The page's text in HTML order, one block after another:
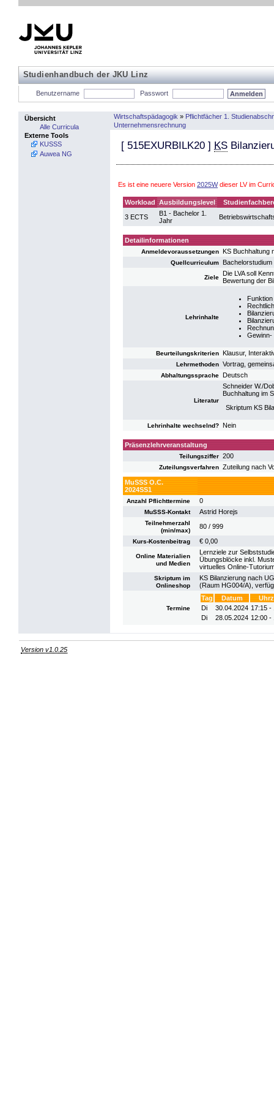
Studienhandbuch der JKU Linz
Benutzername Passwort
Übersicht
Alle Curricula
Externe Tools
KUSSS
Auwea NG
Wirtschaftspädagogik » Pflichtfächer 1.
Unternehmensrechnung
[ 515EXURBILK20 ] KS
Es ist eine neuere Version 2025Wdieser LV im
Workload Ausbildungslevel
3 ECTS
B1 - Bachelor 1.
Jahr
Detailinformationen
Anmeldevoraussetzungen KS Buchhaltung
Quellcurriculum
Ziele
Die LVA soll
Bewertung der
Lehrinhalte
Gewinn-
Beurteilungskriterien Klausur,
Lehrmethoden Vortrag,
Abhaltungssprache Deutsch
Literatur
Schneider W./
Buchhaltung im
Skriptum KS
Lehrinhalte wechselnd? Nein
Präsenzlehrveranstaltung
Teilungsziffer 200
Zuteilungsverfahren Zuteilung nach
MuSSS O.C.
2024SS1
Anzahl Pflichttermine 0
MuSSS-Kontakt Astrid Horejs
Teilnehmerzahl
(min/max)
80 / 999
Kurs-Kostenbeitrag € 0,00
Online Materialien
und Medien
Lernziele zur
Übungsblöcke inkl.
virtuelles Online-
Skriptum im
Onlineshop
KS Bilanzierung nach
(Raum HG004/A),
Termine
Tag Datum
Di
30.04.2024 17:15 -
Di
28.05.2024 12:00 -
Version v1.0.25